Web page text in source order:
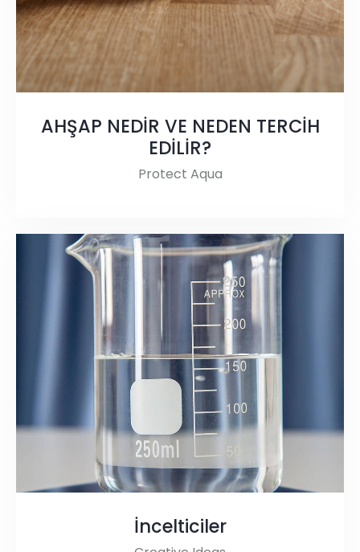
AHŞAP NEDİR VE NEDEN TERCİH
EDİLİR?
Protect Aqua
İncelticiler